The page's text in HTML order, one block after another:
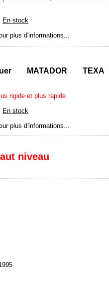
En stock
plus d'informations...
MATADOR TEXA
rigide et plus rapide
En stock
plus d'informations...
niveau